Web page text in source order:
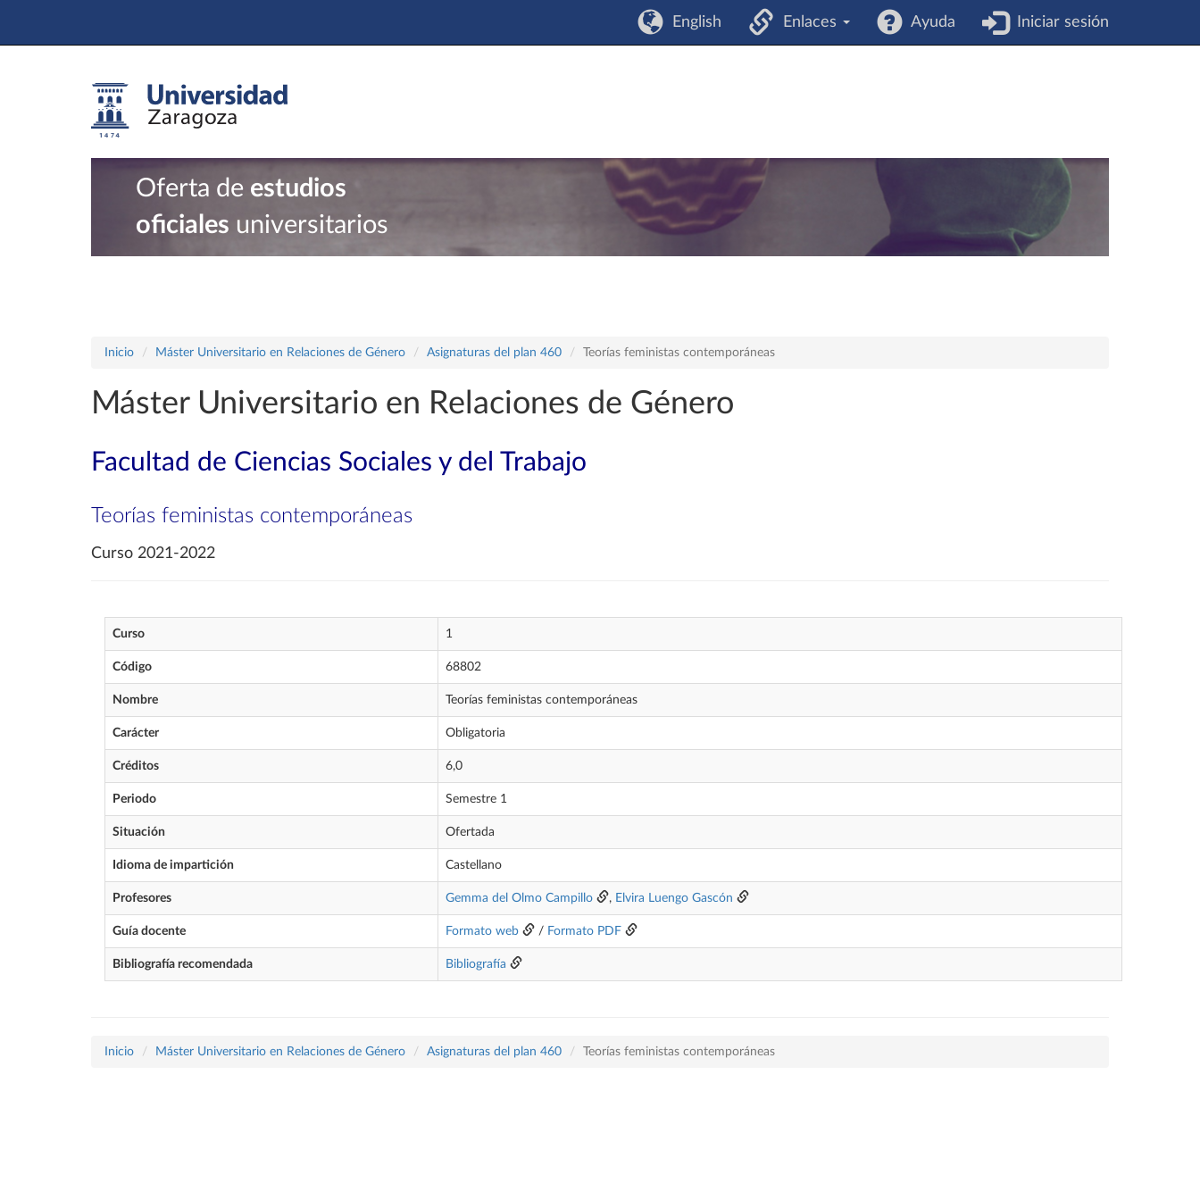
English Enlaces Ayuda Iniciar sesión
Oferta de estudios
oficiales universitarios
Inicio Máster Universitario en Relaciones de Género Asignaturas del plan 460 Teorías feministas contemporáneas
Máster Universitario en Relaciones de Género
Facultad de Ciencias Sociales y del Trabajo
Teorías feministas contemporáneas
Curso 2021-2022
Curso 1
Código 68802
Nombre Teorías feministas contemporáneas
Carácter Obligatoria
Créditos 6,0
Periodo Semestre 1
Situación Ofertada
Idioma de impartición Castellano
Profesores Gemma del Olmo Campillo , Elvira Luengo Gascón
Guía docente Formato web / Formato PDF
Bibliografía recomendada Bibliografía
Inicio Máster Universitario en Relaciones de Género Asignaturas del plan 460 Teorías feministas contemporáneas